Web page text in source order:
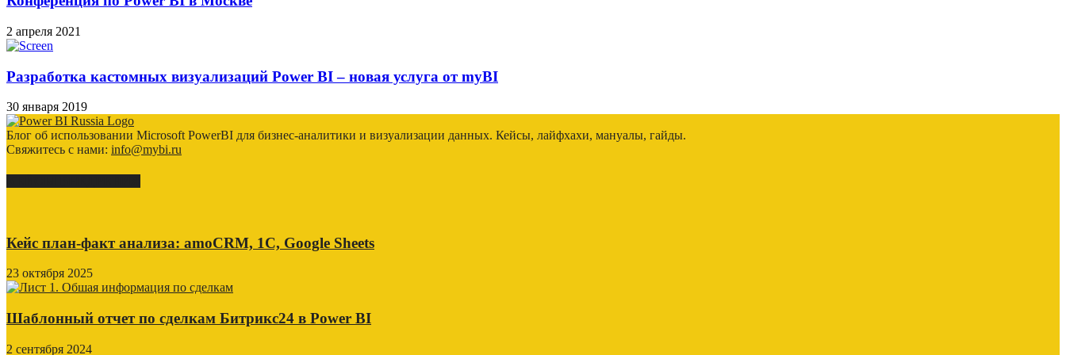
2 апреля 2021
Разработка кастомных визуализаций Power BI – новая услуга от myBI
30 января 2019
Блог об использовании Microsoft PowerBI для бизнес-аналитики и визуализации данных. Кейсы, лайфхахи, мануалы, гайды.
Свяжитесь с нами: info@mybi.ru
Кейс план-факт анализа: amoCRM, 1C, Google Sheets
23 октября 2025
Шаблонный отчет по сделкам Битрикс24 в Power BI
2 сентября 2024